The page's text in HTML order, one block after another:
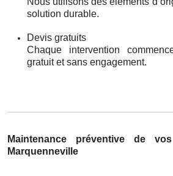
solution durable.
Devis gratuits
Chaque intervention
gratuit et sans engagement.
Maintenance préventive de
Marquenneville